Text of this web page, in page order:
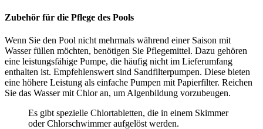
Zubehör für die Pflege des Pools
Wenn Sie den Pool nicht mehrmals während einer Saison mit
Wasser füllen möchten, benötigen Sie Pflegemittel. Dazu gehören
eine leistungsfähige Pumpe, die häufig nicht im Lieferumfang
enthalten ist. Empfehlenswert sind Sandfilterpumpen. Diese bieten
eine höhere Leistung als einfache Pumpen mit Papierfilter. Reichen
Sie das Wasser mit Chlor an, um Algenbildung vorzubeugen.
Es gibt spezielle Chlortabletten, die in einem Skimmer
oder Chlorschwimmer aufgelöst werden.